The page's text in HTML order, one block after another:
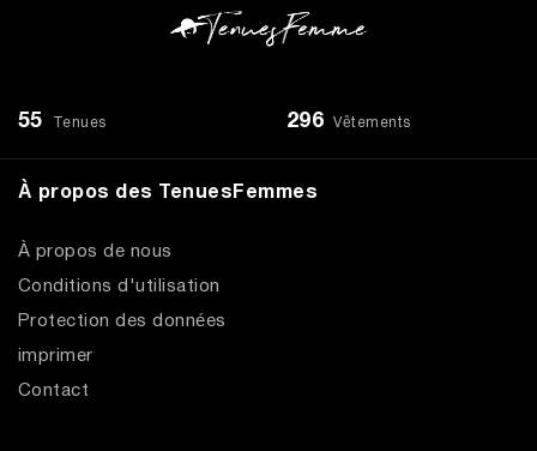
55 Tenues 296 Vêtements
À propos des TenuesFemmes
À propos de nous
Conditions d'utilisation
Protection des données
imprimer
Contact